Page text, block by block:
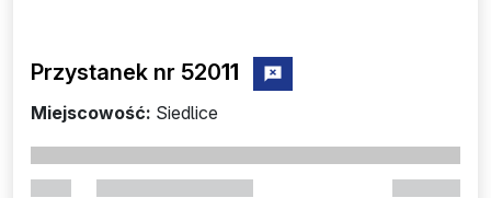
Przystanek nr 52011 zgłoś przystanek nr 52011
Miejscowość: Siedlice